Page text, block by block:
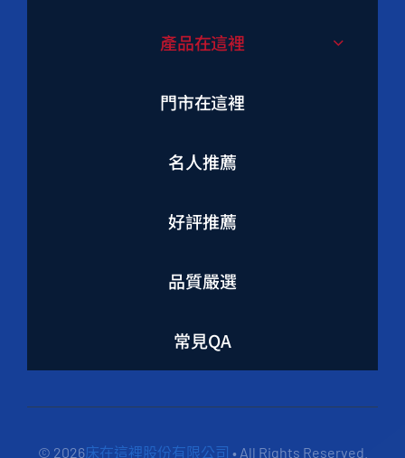
產品在這裡
門市在這裡
名人推薦
好評推薦
品質嚴選
常見QA
© 2026床在這裡股份有限公司 • All Rights Reserved.